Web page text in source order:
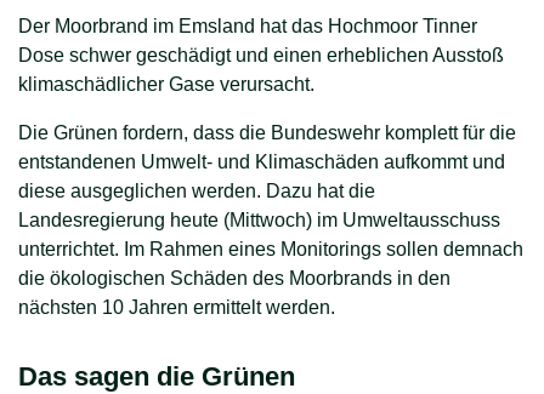
Der Moorbrand im Emsland hat das Hochmoor Tinner
Dose schwer geschädigt und einen erheblichen Ausstoß
klimaschädlicher Gase verursacht.
Die Grünen fordern, dass die Bundeswehr komplett für die
entstandenen Umwelt- und Klimaschäden aufkommt und
diese ausgeglichen werden. Dazu hat die
Landesregierung heute (Mittwoch) im Umweltausschuss
unterrichtet. Im Rahmen eines Monitorings sollen demnach
die ökologischen Schäden des Moorbrands in den
nächsten 10 Jahren ermittelt werden.
Das sagen die Grünen